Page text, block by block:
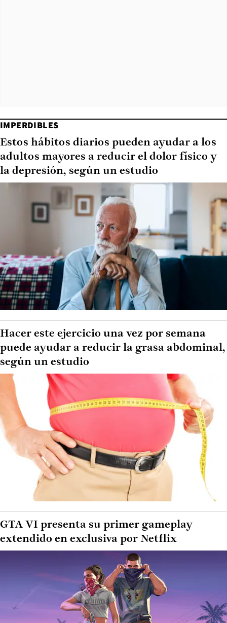
IMPERDIBLES
Estos hábitos diarios pueden ayudar a los
adultos mayores a reducir el dolor físico y
la depresión, según un estudio
Hacer este ejercicio una vez por semana
puede ayudar a reducir la grasa abdominal,
según un estudio
GTA VI presenta su primer gameplay
extendido en exclusiva por Netflix